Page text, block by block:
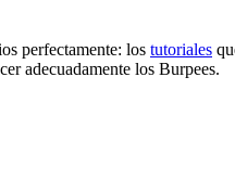
perfectamente: los tutoriales
adecuadamente los Burpees.